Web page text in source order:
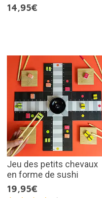
14,95€
Jeu des petits chevaux
en forme de sushi
19,95€